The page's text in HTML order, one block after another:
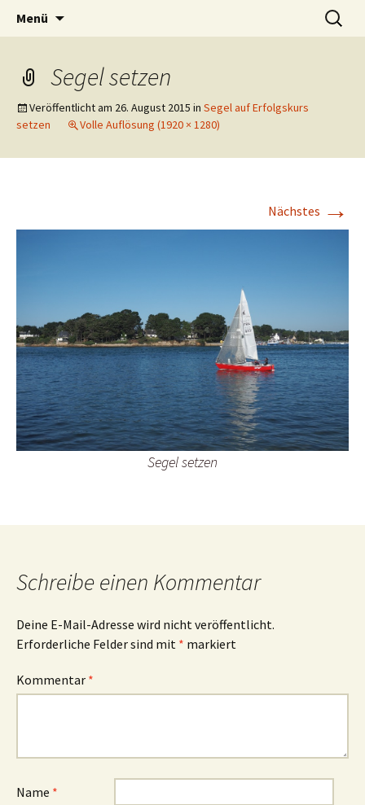
Lebensfreude-Akademie
Lerne deinen stressigen Alltag mit mehr
Freude und Gelassenheit erfolgreich meistern
und genießen zu können.
Menü
Suchen
nach:
Segel setzen
Veröffentlicht am 26. August 2015 in Segel auf Erfolgskurs
setzen
Volle Auflösung (1920 × 1280)
Nächstes →
Segel setzen
Schreibe einen Kommentar
Deine E-Mail-Adresse wird nicht veröffentlicht.
Erforderliche Felder sind mit * markiert
Kommentar *
Name *